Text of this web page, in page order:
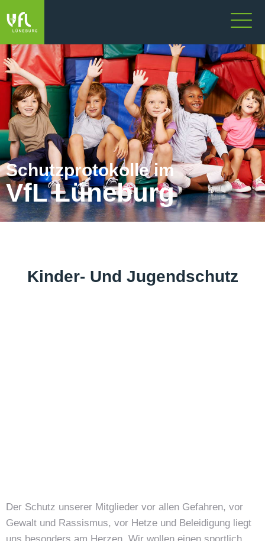
Schutzprotokolle im
VfL Lüneburg
Kinder- Und Jugendschutz
Der Schutz unserer Mitglieder vor allen Gefahren, vor
Gewalt und Rassismus, vor Hetze und Beleidigung liegt